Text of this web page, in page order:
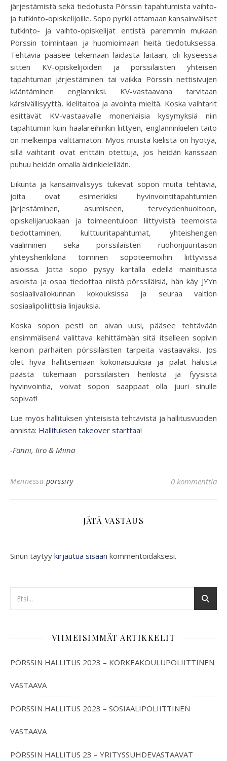
järjestämistä sekä tiedotusta Pörssin tapahtumista vaihto-
ja tutkinto-opiskelijoille. Sopo pyrkii ottamaan kansainväliset
tutkinto- ja vaihto-opiskelijat entistä paremmin mukaan
Pörssin toimintaan ja huomioimaan heitä tiedotuksessa.
Tehtäviä pääsee tekemään laidasta laitaan, oli kyseessä
sitten KV-opiskelijoiden ja pörssiläisten yhteisen
tapahtuman järjestäminen tai vaikka Pörssin nettisivujen
kääntäminen englanniksi. KV-vastaavana tarvitaan
kärsivällisyyttä, kielitaitoa ja avointa mieltä. Koska vaihtarit
esittävät KV-vastaavalle monenlaisia kysymyksiä niin
tapahtumiin kuin haalareihinkin liittyen, englanninkielen taito
on melkeinpä välttämätön. Myös muista kielistä on hyötyä,
sillä vaihtarit ovat erittäin otettuja, jos heidän kanssaan
puhuu heidän omalla äidinkielellään.
Liikunta ja kansainvälisyys tukevat sopon muita tehtäviä,
joita ovat esimerkiksi hyvinvointitapahtumien
järjestäminen, asumiseen, terveydenhuoltoon,
opiskelijaruokaan ja toimeentuloon liittyvistä teemoista
tiedottaminen, kulttuuritapahtumat, yhteishengen
vaaliminen sekä pörssiläisten ruohonjuuritason
yhteyshenkilönä toiminen sopoteemoihin liittyvissä
asioissa. Jotta sopo pysyy kartalla edellä mainituista
asioista ja osaa tiedottaa niistä pörssiläisiä, hän käy JYYn
sosiaalivaliokunnan kokouksissa ja seuraa valtion
sosiaalipoliittisia linjauksia.
Koska sopon pesti on aivan uusi, pääsee tehtävään
ensimmäisenä valittava kehittämään sitä itselleen sopivin
keinoin parhaiten pörssiläisten tarpeita vastaavaksi. Jos
olet hyvä hallitsemaan kokonaisuuksia ja palat halusta
päästä tukemaan pörssiläisten henkistä ja fyysistä
hyvinvointia, voivat sopon saappaat olla juuri sinulle
sopivat!
Lue myös hallituksen yhteisistä tehtävistä ja hallitusvuoden
annista: Hallituksen takeover starttaa!
-Fanni, Iiro & Miina
Mennessä porssiry 0 kommenttia
JÄTÄ VASTAUS
Sinun täytyy kirjautua sisään kommentoidaksesi.
VIIMEISIMMÄT ARTIKKELIT
PÖRSSIN HALLITUS 2023 – KORKEAKOULUPOLIITTINEN
VASTAAVA
PÖRSSIN HALLITUS 2023 – SOSIAALIPOLIITTINEN
VASTAAVA
PÖRSSIN HALLITUS 23 – YRITYSSUHDEVASTAAVAT